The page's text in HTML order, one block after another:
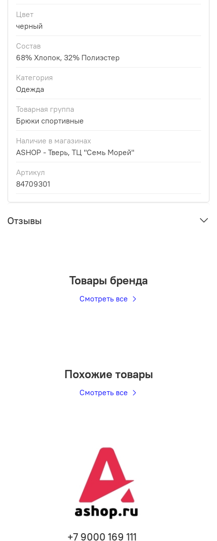
Цвет
черный
Состав
68% Хлопок, 32% Полиэстер
Категория
Одежда
Товарная группа
Брюки спортивные
Наличие в магазинах
ASHOP - Тверь, ТЦ "Семь Морей"
Артикул
84709301
Отзывы
Товары бренда
Смотреть все
Похожие товары
Смотреть все
+7 9000 169 111